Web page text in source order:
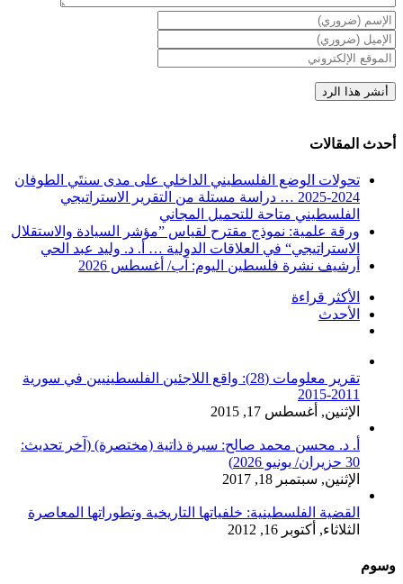
أحدث المقالات
تحولات الوضع الفلسطيني الداخلي على مدى سنتَي الطوفان
2024-2025 … دراسة مستلة من التقرير الاستراتيجي
الفلسطيني متاحة للتحميل المجاني
ورقة علمية: نموذج مقترح لقياس ”مؤشر السيادة والاستقلال
الاستراتيجي“ في العلاقات الدولية … أ. د. وليد عبد الحي
أرشيف نشرة فلسطين اليوم: آب/ أغسطس 2026
الأكثر قراءة
الأحدث
تقرير معلومات (28): واقع اللاجئين الفلسطينيين في سورية
2011-2015
الإثنين, أغسطس 17, 2015
أ. د. محسن محمد صالح: سيرة ذاتية (مختصرة) (آخر تحديث:
30 حزيران/ يونيو 2026)
الإثنين, سبتمبر 18, 2017
القضية الفلسطينية: خلفياتها التاريخية وتطوراتها المعاصرة
الثلاثاء, أكتوبر 16, 2012
وسوم